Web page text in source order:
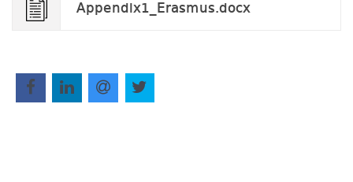
Appendix1_Erasmus.docx